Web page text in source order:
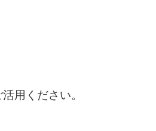
用ください。